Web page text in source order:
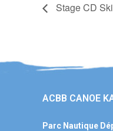
Stage CD
ACBB CANOE
Parc Nautique